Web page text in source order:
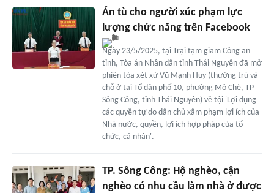
Án tù cho người xúc phạm lực
lượng chức năng trên Facebook
Ngày 23/5/2025, tại Trại tạm giam Công an
tỉnh, Tòa án Nhân dân tỉnh Thái Nguyên đã mở
phiên tòa xét xử Vũ Mạnh Huy (thường trú và
chỗ ở tại Tổ dân phố 10, phường Mỏ Chè, TP
Sông Công, tỉnh Thái Nguyên) về tội 'Lợi dụng
các quyền tự do dân chủ xâm phạm lợi ích của
Nhà nước, quyền, lợi ích hợp pháp của tổ
chức, cá nhân'.
TP. Sông Công: Hộ nghèo, cận
nghèo có nhu cầu làm nhà ở được